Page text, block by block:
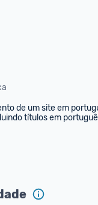
de um site em
títulos em